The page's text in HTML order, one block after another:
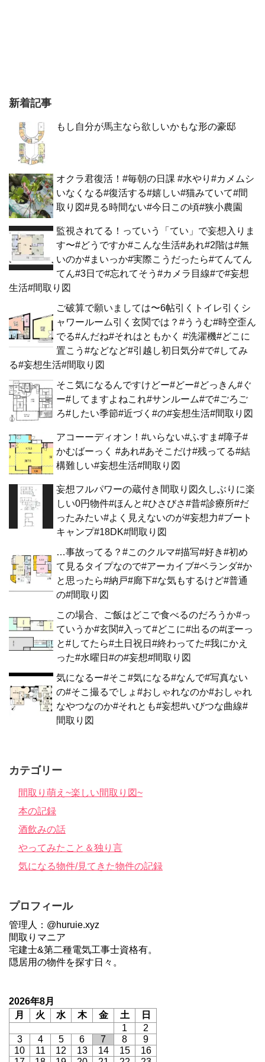
新着記事
もし自分が馬主なら欲しいかもな形の豪邸
オクラ君復活！#毎朝の日課 #水やり#カメムシ
いなくなる#復活する#嬉しい#猫みていて#間
取り図#見る時間ない#今日この頃#狭小農園
監視されてる！っていう「てい」で妄想入りま
す〜#どうですか#こんな生活#あれ#2階は#無
いのか#まいっか#実際こうだったら#てんてん
てん#3日で#忘れてそう#カメラ目線#で#妄想
生活#間取り図
ご破算で願いましては〜6帖引くトイレ引くシ
ャワールーム引く玄関では？#ううむ#時空歪ん
でる#んだね#それはともかく #洗濯機#どこに
置こう#などなど#引越し初日気分#で#してみ
る#妄想生活#間取り図
そこ気になるんですけどー#どー#どっきん#ぐ
ー#してますよねこれ#サンルーム#で#ごろご
ろ#したい季節#近づく#の#妄想生活#間取り図
アコーーディオン！#いらない#ふすま#障子#
かむばーっく #あれ#あそこだけ#残ってる#結
構難しい#妄想生活#間取り図
妄想フルパワーの蔵付き間取り図久しぶりに楽
しい0円物件#ほんと#ひさびさ#昔#診療所#だ
ったみたい#よく見えないのが#妄想力#ブート
キャンプ#18DK#間取り図
…事故ってる？#このクルマ#描写#好き#初め
て見るタイプなので#アーカイブ#ベランダ#か
と思ったら#納戸#廊下#な気もするけど#普通
の#間取り図
この場合、ご飯はどこで食べるのだろうか#っ
ていうか#玄関#入って#どこに#出るの#ぼーっ
と#してたら#土日祝日#終わってた#我にかえ
った#水曜日#の#妄想#間取り図
気になるー#そこ#気になる#なんで#写真ない
の#そこ撮るでしょ#おしゃれなのか#おしゃれ
なやつなのか#それとも#妄想#いびつな曲線#
間取り図
カテゴリー
間取り萌え~楽しい間取り図~
本の記録
酒飲みの話
やってみたこと＆独り言
気になる物件/見てきた物件の記録
プロフィール
管理人：@huruie.xyz
間取りマニア
宅建士&第二種電気工事士資格有。
隠居用の物件を探す日々。
2026年8月
月
火 水 木 金 土
日
1
2
3
4 5 6 7 8
9
10
11 12 13 14 15
16